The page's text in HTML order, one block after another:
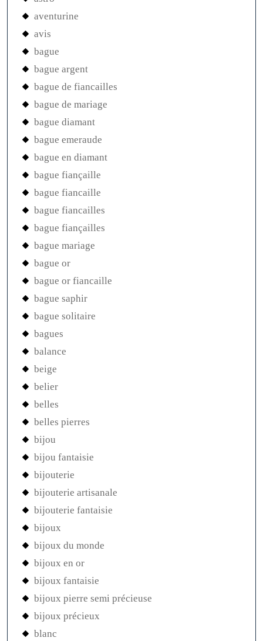
aventurine
avis
bague
bague argent
bague de fiancailles
bague de mariage
bague diamant
bague emeraude
bague en diamant
bague fiançaille
bague fiancaille
bague fiancailles
bague fiançailles
bague mariage
bague or
bague or fiancaille
bague saphir
bague solitaire
bagues
balance
beige
belier
belles
belles pierres
bijou
bijou fantaisie
bijouterie
bijouterie artisanale
bijouterie fantaisie
bijoux
bijoux du monde
bijoux en or
bijoux fantaisie
bijoux pierre semi précieuse
bijoux précieux
blanc